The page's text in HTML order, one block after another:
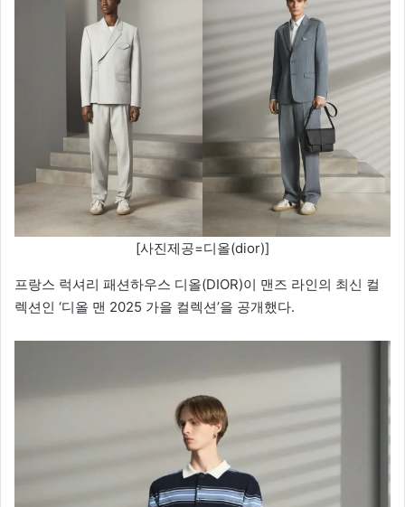
[사진제공=디올(dior)]
프랑스 럭셔리 패션하우스 디올(DIOR)이 맨즈 라인의 최신 컬
렉션인 ‘디올 맨 2025 가을 컬렉션’을 공개했다.